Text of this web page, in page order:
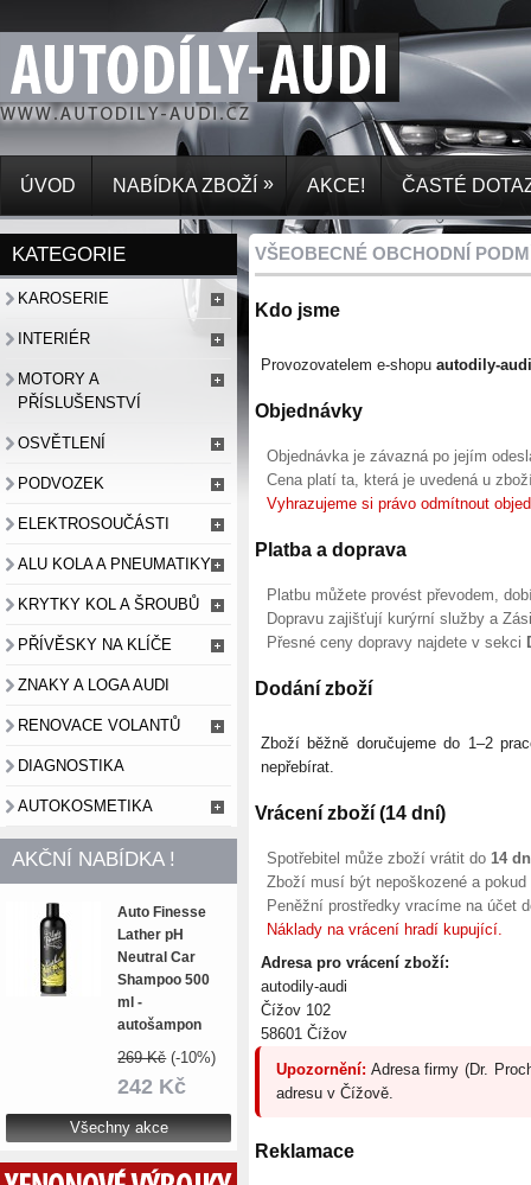
ÚVOD NABÍDKA ZBOŽÍ » AKCE! ČASTÉ
KATEGORIE
KAROSERIE
INTERIÉR
MOTORY A
PŘÍSLUŠENSTVÍ
OSVĚTLENÍ
PODVOZEK
ELEKTROSOUČÁSTI
ALU KOLA A PNEUMATIKY
KRYTKY KOL A ŠROUBŮ
PŘÍVĚSKY NA KLÍČE
ZNAKY A LOGA AUDI
RENOVACE VOLANTŮ
DIAGNOSTIKA
AUTOKOSMETIKA
AKČNÍ NABÍDKA !
Auto Finesse
Lather pH
Neutral Car
Shampoo 500
ml -
autošampon
269 Kč (-10%)
242 Kč
Všechny akce
VŠEOBECNÉ OBCHODNÍ
Kdo jsme
Provozovatelem e-shopu autodily-
Objednávky
Objednávka je závazná po jejím
Cena platí ta, která je uvedená u
Vyhrazujeme si právo odmítnout
Platba a doprava
Platbu můžete provést převodem,
Dopravu zajišťují kurýrní služby a
Přesné ceny dopravy najdete v sekci
Dodání zboží
Zboží běžně doručujeme do 1–2
nepřebírat.
Vrácení zboží (14 dní)
Spotřebitel může zboží vrátit do 14
Zboží musí být nepoškozené a
Peněžní prostředky vracíme na účet
Náklady na vrácení hradí kupující.
Adresa pro vrácení zboží:
autodily-audi
Čížov 102
58601 Čížov
Upozornění: Adresa firmy (Dr.
adresu v Čížově.
Reklamace